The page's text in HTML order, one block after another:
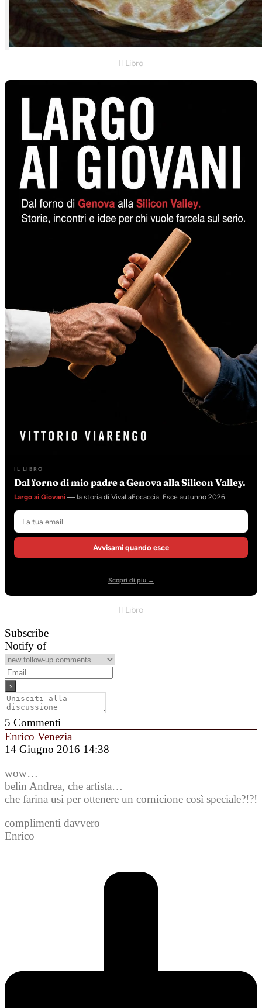
Il Libro
IL LIBRO
Dal forno di mio padre a Genova alla Silicon Valley.
Largo ai Giovani — la storia di VivaLaFocaccia. Esce autunno 2026.
Avvisami quando esce
Scopri di piu →
Il Libro
Subscribe
Notify of
5 Commenti
Enrico Venezia
14 Giugno 2016 14:38
wow…
belin Andrea, che artista…
che farina usi per ottenere un cornicione così speciale?!?!
complimenti davvero
Enrico